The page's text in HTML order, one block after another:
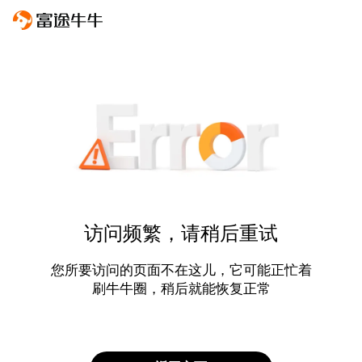
访问频繁，请稍后重试
您所要访问的页面不在这儿，它可能正忙着
刷牛牛圈，稍后就能恢复正常